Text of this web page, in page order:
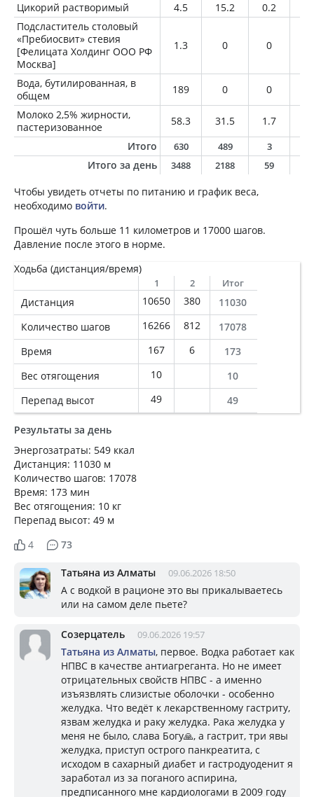
Цикорий растворимый
4.5 15.2 0.2
Подсластитель столовый
«Пребиосвит» стевия
[Фелицата Холдинг ООО РФ
Москва]
1.3 0 0
Вода, бутилированная, в
общем
189 0 0
Молоко 2,5% жирности,
пастеризованное
58.3 31.5 1.7
Итого
630 489 3
Итого за день 3488 2188 59
Чтобы увидеть отчеты по питанию и график веса,
необходимо войти.
Прошёл чуть больше 11 километров и 17000 шагов.
Давление после этого в норме.
Ходьба (дистанция/время)
1 2 Итог
Дистанция 10650 380
11030
Количество шагов
16266 812
17078
Время
167 6
173
Вес отягощения
10
10
Перепад высот
49 49
Результаты за день
Энергозатраты: 549 ккал
Дистанция: 11030 м
Количество шагов: 17078
Время: 173 мин
Вес отягощения: 10 кг
Перепад высот: 49 м
4
73
Татьяна из Алматы 09.06.2026 18:50
А с водкой в рационе это вы прикалываетесь
или на самом деле пьете?
Созерцатель 09.06.2026 19:57
Татьяна из Алматы, первое. Водка работает как
НПВС в качестве антиагреганта. Но не имеет
отрицательных свойств НПВС - а именно
изъязвлять слизистые оболочки - особенно
желудка. Что ведёт к лекарственному гастриту,
язвам желудка и раку желудка. Рака желудка у
меня не было, слава Богу🙏, а гастрит, три явы
желудка, приступ острого панкреатита, с
исходом в сахарный диабет и гастродуоденит я
заработал из за поганого аспирина,
предписанного мне кардиологами в 2009 году